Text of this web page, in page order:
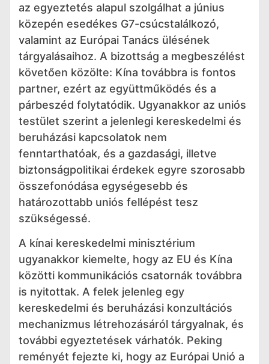
az egyeztetés alapul szolgálhat a június
közepén esedékes G7-csúcstalálkozó,
valamint az Európai Tanács ülésének
tárgyalásaihoz. A bizottság a megbeszélést
követően közölte: Kína továbbra is fontos
partner, ezért az együttműködés és a
párbeszéd folytatódik. Ugyanakkor az uniós
testület szerint a jelenlegi kereskedelmi és
beruházási kapcsolatok nem
fenntarthatóak, és a gazdasági, illetve
biztonságpolitikai érdekek egyre szorosabb
összefonódása egységesebb és
határozottabb uniós fellépést tesz
szükségessé.
A kínai kereskedelmi minisztérium
ugyanakkor kiemelte, hogy az EU és Kína
közötti kommunikációs csatornák továbbra
is nyitottak. A felek jelenleg egy
kereskedelmi és beruházási konzultációs
mechanizmus létrehozásáról tárgyalnak, és
további egyeztetések várhatók. Peking
reményét fejezte ki, hogy az Európai Unió a